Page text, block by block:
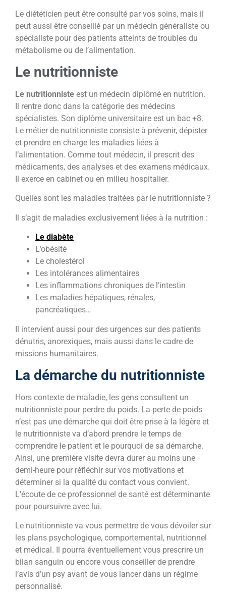
Le diététicien peut être consulté par vos soins, mais il
peut aussi être conseillé par un médecin généraliste ou
spécialiste pour des patients atteints de troubles du
métabolisme ou de l’alimentation.
Le nutritionniste
Le nutritionniste est un médecin diplômé en nutrition.
Il rentre donc dans la catégorie des médecins
spécialistes. Son diplôme universitaire est un bac +8.
Le métier de nutritionniste consiste à prévenir, dépister
et prendre en charge les maladies liées à
l’alimentation. Comme tout médecin, il prescrit des
médicaments, des analyses et des examens médicaux.
Il exerce en cabinet ou en milieu hospitalier.
Quelles sont les maladies traitées par le nutritionniste ?
Il s’agit de maladies exclusivement liées à la nutrition :
Le diabète
L’obésité
Le cholestérol
Les intolérances alimentaires
Les inflammations chroniques de l’intestin
Les maladies hépatiques, rénales,
pancréatiques…
Il intervient aussi pour des urgences sur des patients
dénutris, anorexiques, mais aussi dans le cadre de
missions humanitaires.
La démarche du nutritionniste
Hors contexte de maladie, les gens consultent un
nutritionniste pour perdre du poids. La perte de poids
n’est pas une démarche qui doit être prise à la légère et
le nutritionniste va d’abord prendre le temps de
comprendre le patient et le pourquoi de sa démarche.
Ainsi, une première visite devra durer au moins une
demi-heure pour réfléchir sur vos motivations et
déterminer si la qualité du contact vous convient.
L’écoute de ce professionnel de santé est déterminante
pour poursuivre avec lui.
Le nutritionniste va vous permettre de vous dévoiler sur
les plans psychologique, comportemental, nutritionnel
et médical. Il pourra éventuellement vous prescrire un
bilan sanguin ou encore vous conseiller de prendre
l’avis d’un psy avant de vous lancer dans un régime
personnalisé.